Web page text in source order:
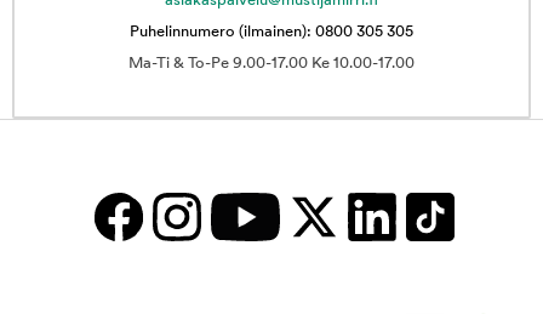
Puhelinnumero (ilmainen): 0800 305 305
Ma-Ti & To-Pe 9.00-17.00 Ke 10.00-17.00